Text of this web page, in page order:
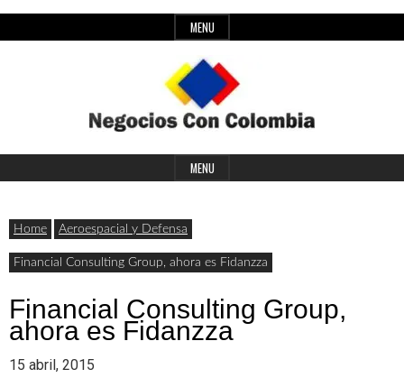
to
MENU
Negocios
con
Colombia
Últimas
noticias,
comunicados
y
de
negocios
Header
MENU
Home Aeroespacial y Defensa
Financial Consulting Group, ahora es Fidanzza
Financial Consulting Group,
ahora es Fidanzza
15 abril, 2015